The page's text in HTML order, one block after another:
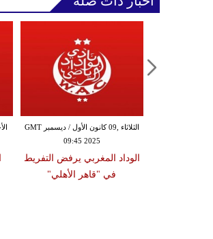
الثلاثاء ,09 كانون الأول / ديسمبر GMT
09:45 2025
الوداد المغربي يرفض التفريط
في "قاهر الأهلي"